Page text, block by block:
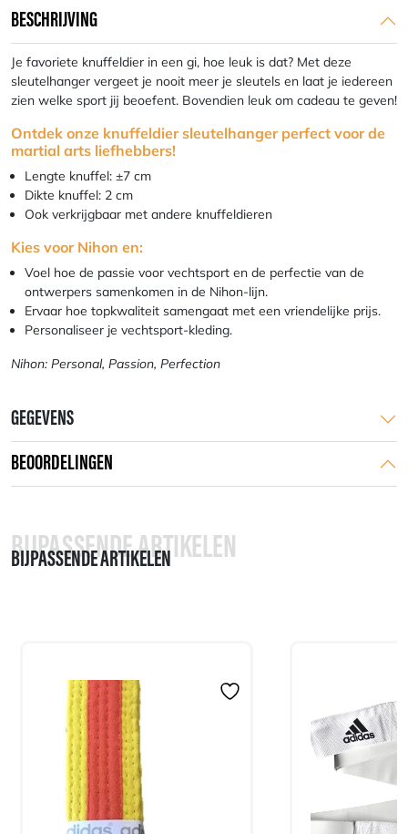
BESCHRIJVING
Je favoriete knuffeldier in een gi, hoe leuk is dat? Met deze
sleutelhanger vergeet je nooit meer je sleutels en laat je iedereen
zien welke sport jij beoefent. Bovendien leuk om cadeau te geven!
Ontdek onze knuffeldier sleutelhanger perfect voor de
martial arts liefhebbers!
Lengte knuffel: ±7 cm
Dikte knuffel: 2 cm
Ook verkrijgbaar met andere knuffeldieren
Kies voor Nihon en:
Voel hoe de passie voor vechtsport en de perfectie van de
ontwerpers samenkomen in de Nihon-lijn.
Ervaar hoe topkwaliteit samengaat met een vriendelijke prijs.
Personaliseer je vechtsport-kleding.
Nihon: Personal, Passion, Perfection
GEGEVENS
BEOORDELINGEN
BIJPASSENDE ARTIKELEN
BIJPASSENDE ARTIKELEN